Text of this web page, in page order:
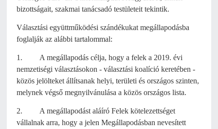
bizottságait, szakmai tanácsadó testületeit tekintik.
Választási együttműködési szándékukat megállapodásba
foglalják az alábbi tartalommal:
1. A megállapodás célja, hogy a felek a 2019. évi
nemzetiségi választásokon - választási koalíció keretében -
közös jelölteket állítsanak helyi, területi és országos szinten,
melynek végső megnyilvánulása a közös országos lista.
2. A megállapodást aláíró Felek kötelezettséget
vállalnak arra, hogy a jelen Megállapodásban nevesített